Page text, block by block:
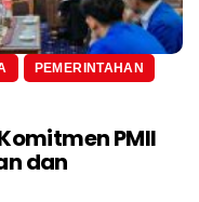
PEMERINTAHAN
PMII
dan